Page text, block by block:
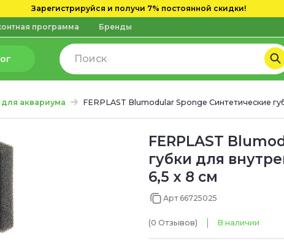
Зарегистрируйся и получи 7% постоянной скидки!
программа Бренды
аквариума FERPLAST Blumodular Sponge Синтетические
FERPLAST
губки для
6,5 x 8 см
Арт 66725025
(0 Отзывов) В наличии